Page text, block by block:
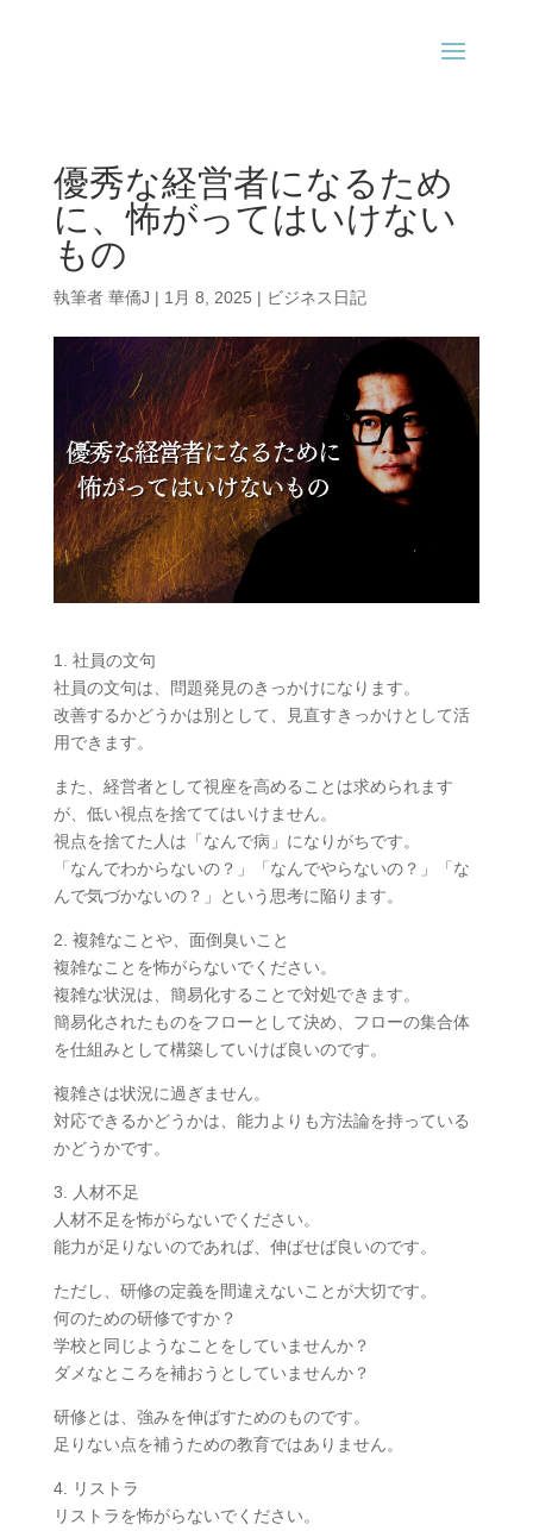
優秀な経営者になるため
に、怖がってはいけない
もの
執筆者 華僑J | 1月 8, 2025 | ビジネス日記
1. 社員の文句
社員の文句は、問題発見のきっかけになります。
改善するかどうかは別として、見直すきっかけとして活
用できます。
また、経営者として視座を高めることは求められます
が、低い視点を捨ててはいけません。
視点を捨てた人は「なんで病」になりがちです。
「なんでわからないの？」「なんでやらないの？」「な
んで気づかないの？」という思考に陥ります。
2. 複雑なことや、面倒臭いこと
複雑なことを怖がらないでください。
複雑な状況は、簡易化することで対処できます。
簡易化されたものをフローとして決め、フローの集合体
を仕組みとして構築していけば良いのです。
複雑さは状況に過ぎません。
対応できるかどうかは、能力よりも方法論を持っている
かどうかです。
3. 人材不足
人材不足を怖がらないでください。
能力が足りないのであれば、伸ばせば良いのです。
ただし、研修の定義を間違えないことが大切です。
何のための研修ですか？
学校と同じようなことをしていませんか？
ダメなところを補おうとしていませんか？
研修とは、強みを伸ばすためのものです。
足りない点を補うための教育ではありません。
4. リストラ
リストラを怖がらないでください。